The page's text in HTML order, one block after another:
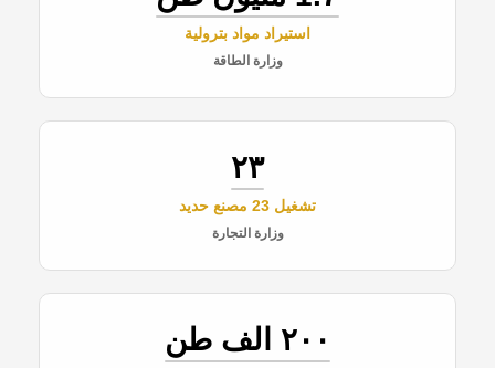
استيراد مواد بترولية
وزارة الطاقة
٢٣
تشغيل 23 مصنع حديد
وزارة التجارة
٢٠٠ الف طن